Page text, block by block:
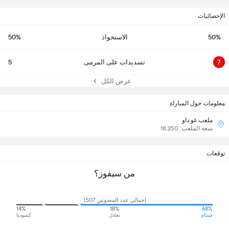
الإحصائيات
50% الاستحواذ 50%
7 تسديدات على المرمى 5
عرض الكل
معلومات حول المباراة
ملعب غو داو
سعة الملعب: 18,250
توقعات
من سيفوز؟
إجمالي عدد المصوتين 1,507
68%
فيتنام
18%
تعادل
14%
كمبوديا